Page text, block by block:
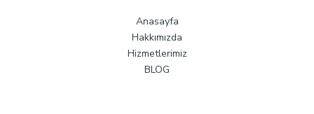
Anasayfa
Hakkımızda
Hizmetlerimiz
BLOG